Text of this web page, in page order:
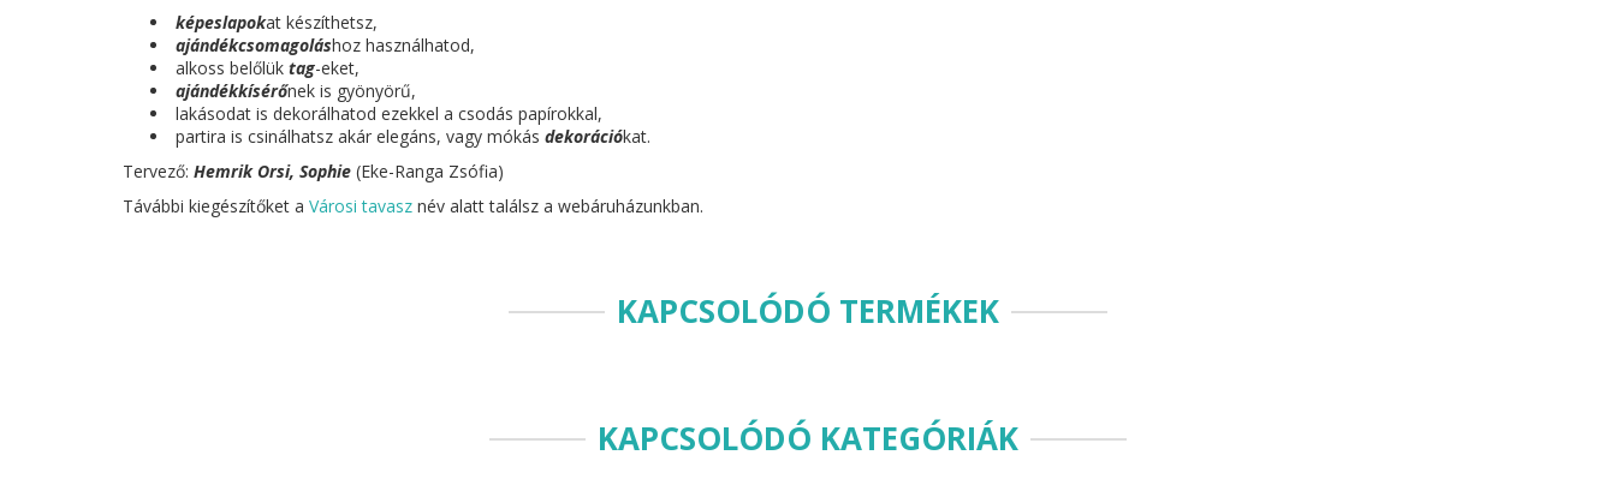
képeslapokat készíthetsz,
ajándékcsomagoláshoz használhatod,
alkoss belőlük tag-eket,
ajándékkísérőnek is gyönyörű,
lakásodat is dekorálhatod ezekkel a csodás papírokkal,
partira is csinálhatsz akár elegáns, vagy mókás dekorációkat.
Tervező: Hemrik Orsi, Sophie (Eke-Ranga Zsófia)
Távábbi kiegészítőket a Városi tavasz név alatt találsz a webáruházunkban.
KAPCSOLÓDÓ TERMÉKEK
KAPCSOLÓDÓ KATEGÓRIÁK